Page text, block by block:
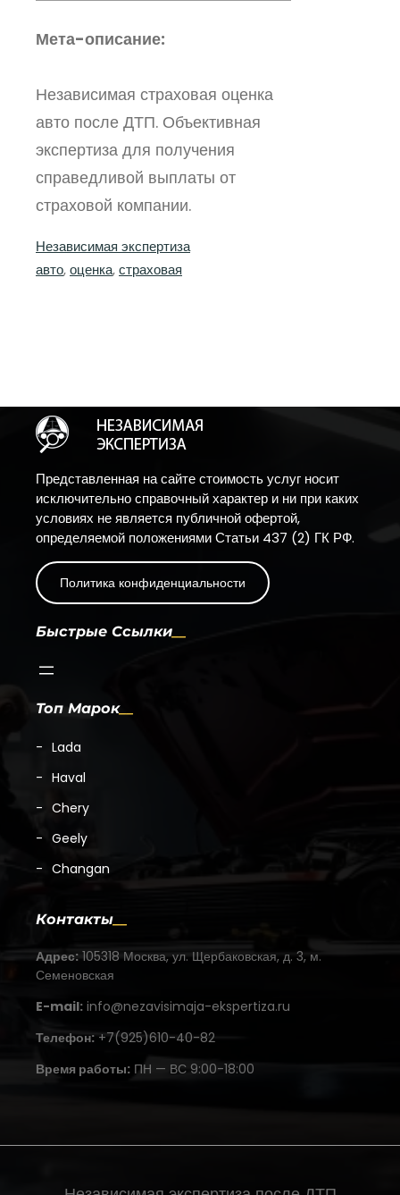
Мета-описание:
Независимая страховая оценка
авто после ДТП. Объективная
экспертиза для получения
справедливой выплаты от
страховой компании.
Независимая экспертиза
авто, оценка, страховая
Представленная на сайте стоимость услуг носит
исключительно справочный характер и ни при каких
условиях не является публичной офертой,
определяемой положениями Статьи 437 (2) ГК РФ.
Политика конфиденциальности
Быстрые Ссылки
Топ Марок
Lada
Haval
Chery
Geely
Changan
Контакты
Адрес: 105318 Москва, ул. Щербаковская, д. 3, м.
Семеновская
E-mail: info@nezavisimaja-ekspertiza.ru
Телефон: +7(925)610-40-82
Время работы: ПН — ВС 9:00-18:00